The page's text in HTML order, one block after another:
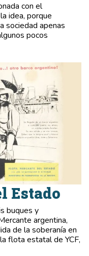
con el
idea, porque
sociedad apenas
pocos
Estado
buques y
argentina,
de la soberanía en
flota estatal de YCF,